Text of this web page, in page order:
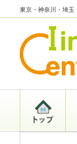
東京・神奈川・埼玉